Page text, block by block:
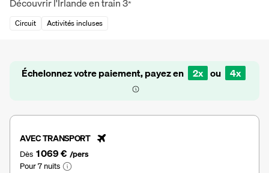
*
Circuit Activités incluses
Échelonnez votre paiement, payez en 2x ou 4x
AVEC TRANSPORT
Dès 1 069 € /pers
Pour 7 nuits